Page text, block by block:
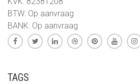
BTW: Op aanvraag
BANK: Op aanvraag
TAGS